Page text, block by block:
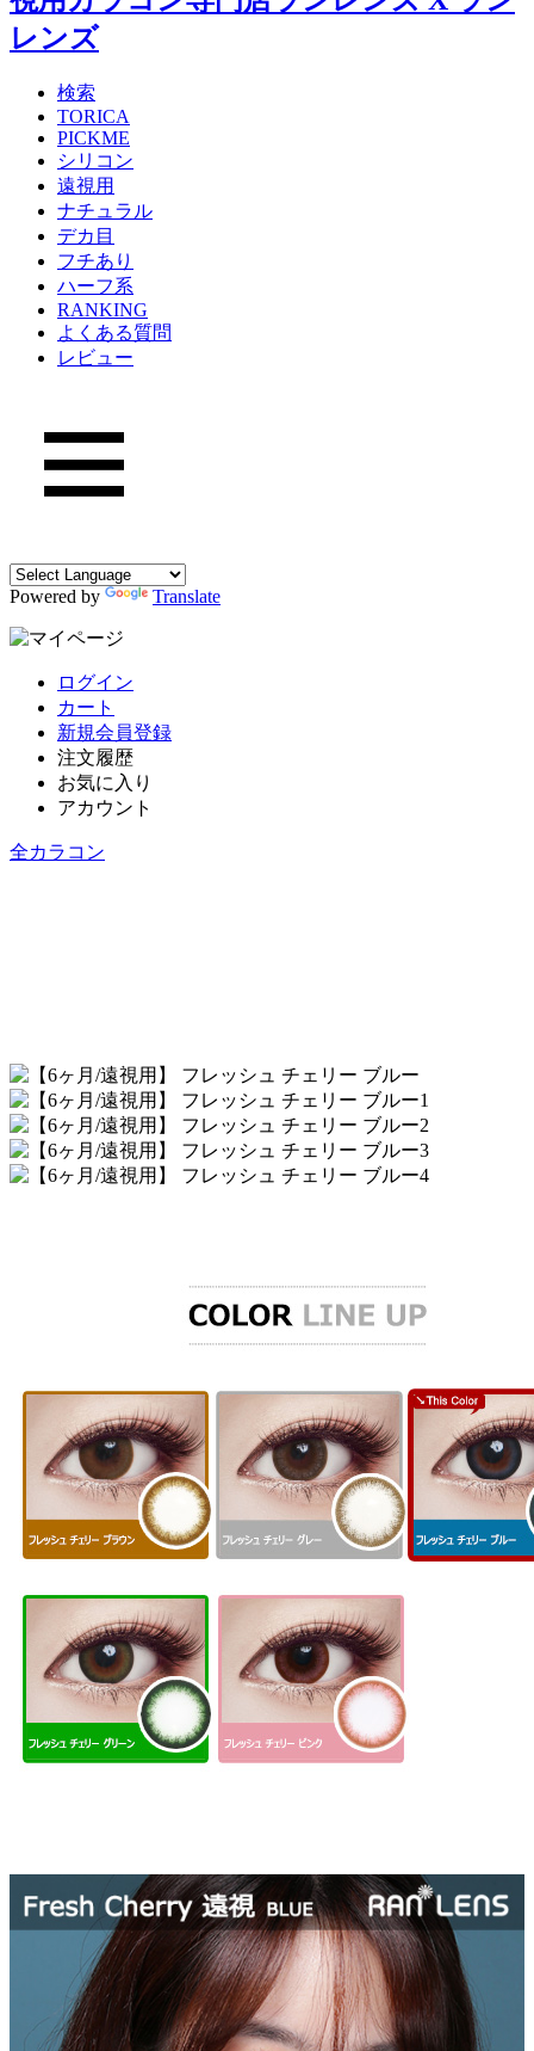
検索
TORICA
PICKME
シリコン
遠視用
ナチュラル
デカ目
フチあり
ハーフ系
RANKING
よくある質問
レビュー
Powered by Translate
ログイン
カート
新規会員登録
注文履歴
お気に入り
アカウント
全カラコン